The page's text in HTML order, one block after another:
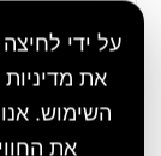
על ידי
את
השימוש.
את